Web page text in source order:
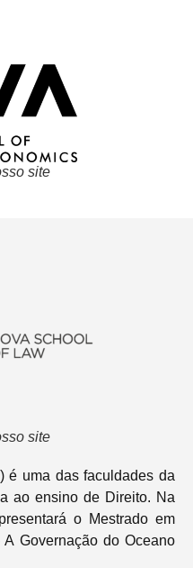
site
site
é uma das faculdades da
ao ensino de Direito. Na
o Mestrado em
Governação do Oceano